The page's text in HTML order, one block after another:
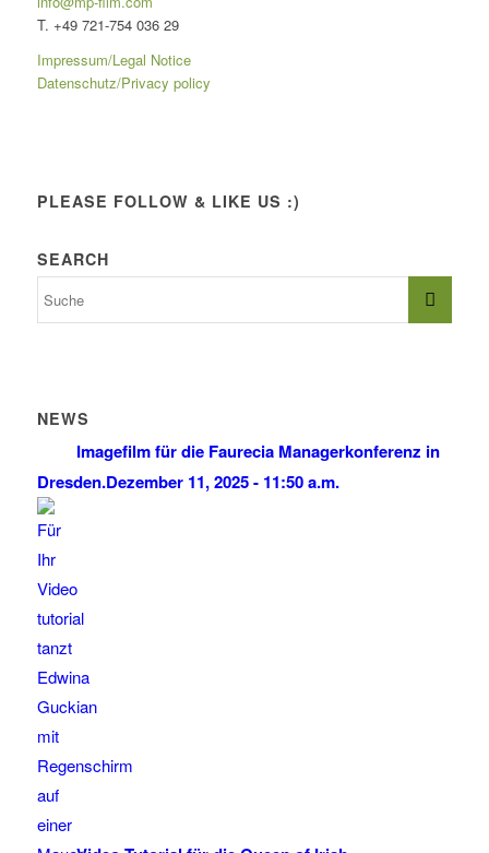
T. +49 721-754 036 29
Impressum/Legal Notice
Datenschutz/Privacy policy
PLEASE FOLLOW & LIKE US :)
SEARCH
NEWS
Imagefilm für die Faurecia Managerkonferenz in
Dresden.Dezember 11, 2025 - 11:50 a.m.